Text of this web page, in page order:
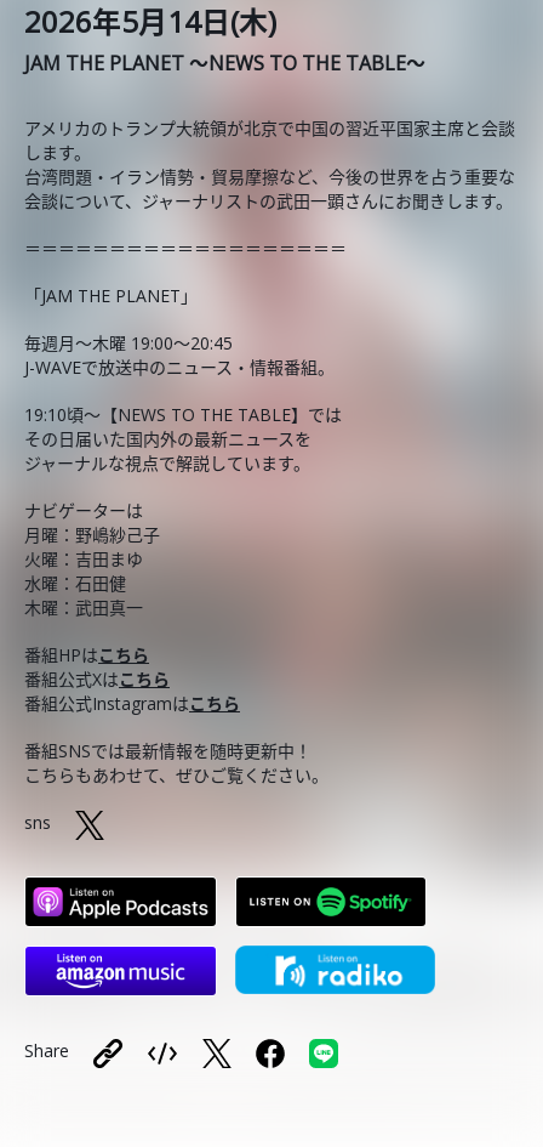
2026年5月14日(木)
JAM THE PLANET ～NEWS TO THE TABLE～
アメリカのトランプ大統領が北京で中国の習近平国家主席と会談
します。
台湾問題・イラン情勢・貿易摩擦など、今後の世界を占う重要な
会談について、ジャーナリストの武田一顕さんにお聞きします。
＝＝＝＝＝＝＝＝＝＝＝＝＝＝＝＝＝＝＝
「JAM THE PLANET」
毎週月～木曜 19:00～20:45
J-WAVEで放送中のニュース・情報番組。
19:10頃～【NEWS TO THE TABLE】では
その日届いた国内外の最新ニュースを
ジャーナルな視点で解説しています。
ナビゲーターは
月曜：野嶋紗己子
火曜：吉田まゆ
水曜：石田健
木曜：武田真一
番組HPはこちら
番組公式Xはこちら
番組公式Instagramはこちら
番組SNSでは最新情報を随時更新中！
こちらもあわせて、ぜひご覧ください。
sns
Share